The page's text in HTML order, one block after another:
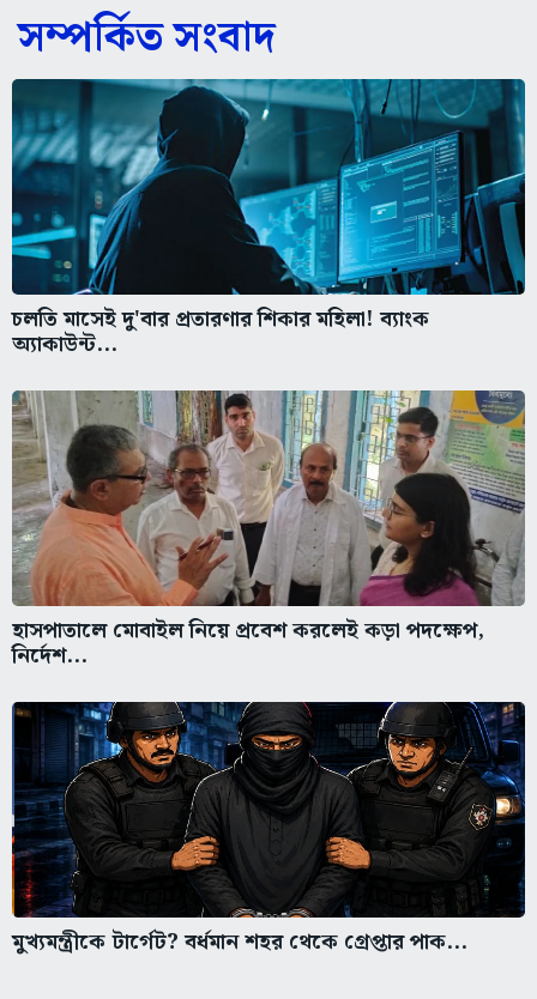
সম্পর্কিত সংবাদ
চলতি মাসেই দু'বার প্রতারণার শিকার মহিলা! ব্যাংক
অ্যাকাউন্ট...
হাসপাতালে মোবাইল নিয়ে প্রবেশ করলেই কড়া পদক্ষেপ,
নির্দেশ...
মুখ্যমন্ত্রীকে টার্গেট? বর্ধমান শহর থেকে গ্রেপ্তার পাক...